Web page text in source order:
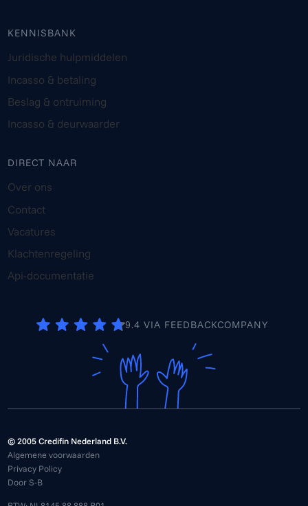
KENNISBANK
Juridische hulpmiddelen
Incasso & betaling
Beslag & ontruiming
Incasso & deurwaarder
DIRECT NAAR
Over ons
Contact
Vacatures
Klachtenregeling
Api-documentatie
9.4 VIA FEEDBACKCOMPANY
© 2005 Credifin Nederland B.V.
Algemene voorwaarden
Privacy Policy
Door S-B